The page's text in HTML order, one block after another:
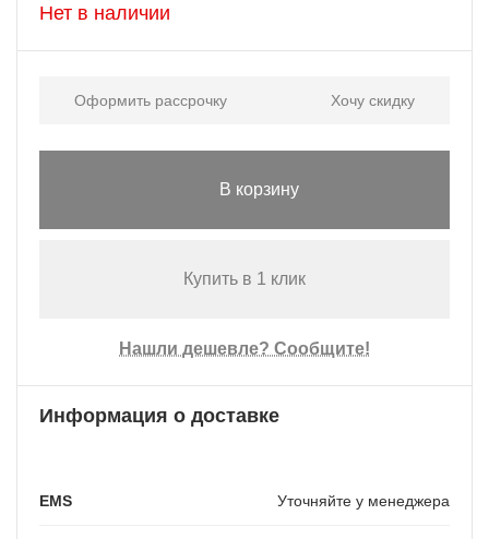
Нет в наличии
Оформить рассрочку Хочу скидку
В корзину
Купить в 1 клик
Нашли дешевле? Сообщите!
Информация о доставке
EMS Уточняйте у менеджера